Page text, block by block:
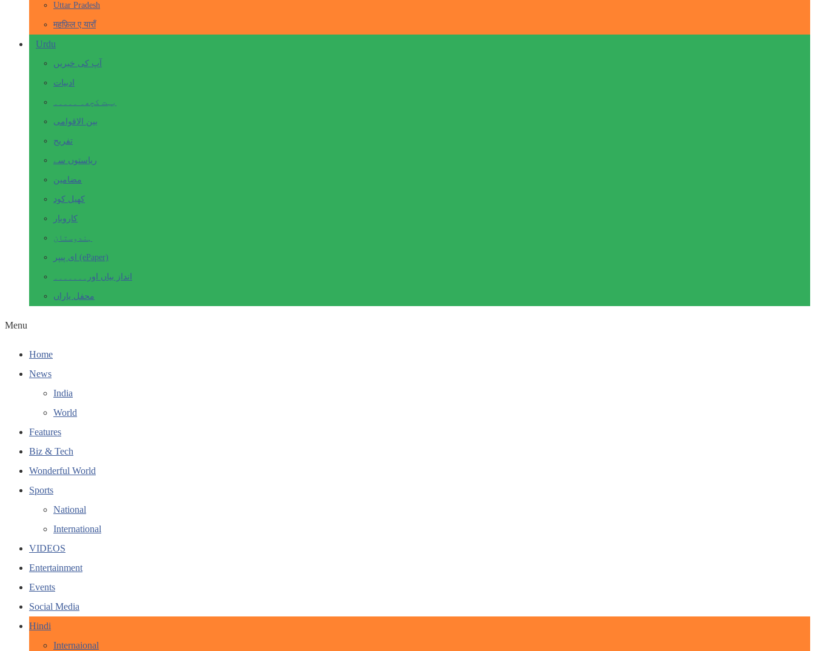
Uttar Pradesh
महफ़िल ए याराँ
Urdu
آپ کی خبریں
ادبیات
بہت کچھ۔ ۔۔۔۔۔
بین الاقوامی
تفریح
ریاستوں سے
مضامین
کھیل کود
کاروبار
ہندوستان
ای پیپر (ePaper)
انداز بیاں اور۔۔۔۔۔۔۔
محفل یاراں
Menu
Home
News
India
World
Features
Biz & Tech
Wonderful World
Sports
National
International
VIDEOS
Entertainment
Events
Social Media
Hindi
Internaional